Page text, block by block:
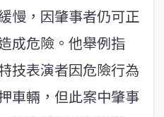
慢，因肇事者仍可正
成危險。他舉例指
技表演者因危險行為
車輛，但此案中肇事